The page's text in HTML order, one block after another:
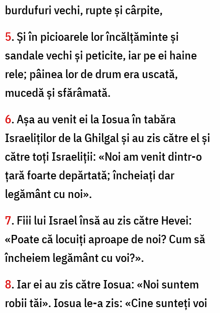
burdufuri vechi, rupte şi cârpite,
5. Şi în picioarele lor încălţăminte şi
sandale vechi şi peticite, iar pe ei haine
rele; pâinea lor de drum era uscată,
mucedă şi sfărâmată.
6. Aşa au venit ei la Iosua în tabăra
Israeliţilor de la Ghilgal şi au zis către el şi
către toţi Israeliţii: «Noi am venit dintr-o
ţară foarte depărtată; încheiaţi dar
legământ cu noi».
7. Fiii lui Israel însă au zis către Hevei:
«Poate că locuiţi aproape de noi? Cum să
încheiem legământ cu voi?».
8. Iar ei au zis către Iosua: «Noi suntem
robii tăi». Iosua le-a zis: «Cine sunteţi voi